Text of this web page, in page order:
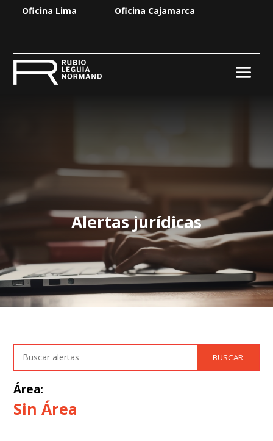
Oficina Lima Oficina Cajamarca
Alertas jurídicas
Área:
Sin Área